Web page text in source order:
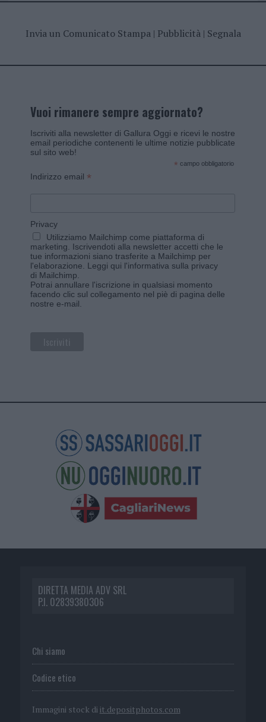
Invia un Comunicato Stampa| Pubblicità| Segnala
Vuoi rimanere sempre aggiornato?
Iscriviti alla newsletter di Gallura Oggi e ricevi le nostre
email periodiche contenenti le ultime notizie pubblicate
sul sito web!
* campo obbligatorio
Indirizzo email *
Privacy
Utilizziamo Mailchimp come piattaforma di
marketing. Iscrivendoti alla newsletter accetti che le
tue informazioni siano trasferite a Mailchimp per
l'elaborazione. Leggi qui l'informativa sulla privacy
di Mailchimp
Potrai annullare l'iscrizione in qualsiasi momento
facendo clic sul collegamento nel piè di pagina delle
nostre e-mail.
DIRETTA MEDIA ADV SRL
P.I. 02839380306
Chi siamo
Codice etico
Immagini stock di it.depositphotos.com